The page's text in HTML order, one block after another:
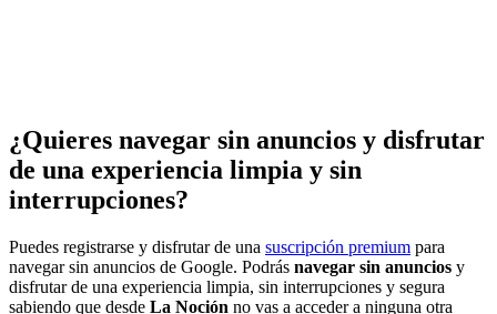
¿Quieres navegar sin anuncios y disfrutar
de una experiencia limpia y sin
interrupciones?
Puedes registrarse y disfrutar de una suscripción premium para
navegar sin anuncios de Google. Podrás navegar sin anuncios y
disfrutar de una experiencia limpia, sin interrupciones y segura
sabiendo que desde La Noción no vas a acceder a ninguna otra